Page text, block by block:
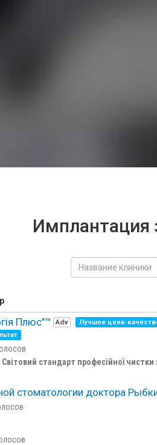
Имплантация
Плюс"™ Adv Лучшее цена-
Світовий стандарт професійної
стоматологии доктора